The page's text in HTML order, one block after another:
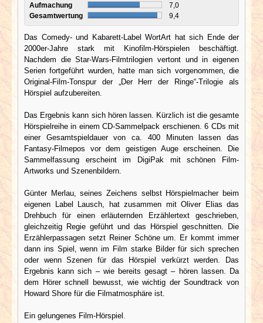
Aufmachung
7,0
Gesamtwertung
9,4
Das Comedy- und Kabarett-Label WortArt hat sich Ende der
2000er-Jahre stark mit Kinofilm-Hörspielen beschäftigt.
Nachdem die Star-Wars-Filmtrilogien vertont und in eigenen
Serien fortgeführt wurden, hatte man sich vorgenommen, die
Original-Film-Tonspur der „Der Herr der Ringe“-Trilogie als
Hörspiel aufzubereiten.
Das Ergebnis kann sich hören lassen. Kürzlich ist die gesamte
Hörspielreihe in einem CD-Sammelpack erschienen. 6 CDs mit
einer Gesamtspieldauer von ca. 400 Minuten lassen das
Fantasy-Filmepos vor dem geistigen Auge erscheinen. Die
Sammelfassung erscheint im DigiPak mit schönen Film-
Artworks und Szenenbildern.
Günter Merlau, seines Zeichens selbst Hörspielmacher beim
eigenen Label Lausch, hat zusammen mit Oliver Elias das
Drehbuch für einen erläuternden Erzählertext geschrieben,
gleichzeitig Regie geführt und das Hörspiel geschnitten. Die
Erzählerpassagen setzt Reiner Schöne um. Er kommt immer
dann ins Spiel, wenn im Film starke Bilder für sich sprechen
oder wenn Szenen für das Hörspiel verkürzt werden. Das
Ergebnis kann sich – wie bereits gesagt – hören lassen. Da
dem Hörer schnell bewusst, wie wichtig der Soundtrack von
Howard Shore für die Filmatmosphäre ist.
Ein gelungenes Film-Hörspiel.